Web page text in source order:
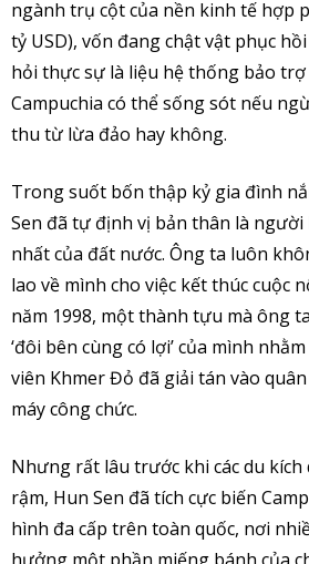
ngành trụ cột của nền kinh tế hợp
tỷ USD), vốn đang chật vật phục hồi
hỏi thực sự là liệu hệ thống bảo
Campuchia có thể sống sót nếu
thu từ lừa đảo hay không.
Trong suốt bốn thập kỷ gia đình
Sen đã tự định vị bản thân là
nhất của đất nước. Ông ta luôn
lao về mình cho việc kết thúc cuộc
năm 1998, một thành tựu mà ông
‘đôi bên cùng có lợi’ của mình
viên Khmer Đỏ đã giải tán vào
máy công chức.
Nhưng rất lâu trước khi các du
rậm, Hun Sen đã tích cực biến
hình đa cấp trên toàn quốc, nơi